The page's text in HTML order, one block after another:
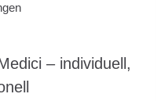
– individuell,